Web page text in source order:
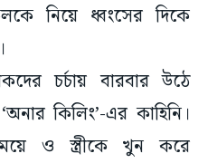
নিয়ে ধ্বংসের দিকে
চর্চায় বারবার উঠে
কিলিং’-এর কাহিনি।
ও স্ত্রীকে খুন করে